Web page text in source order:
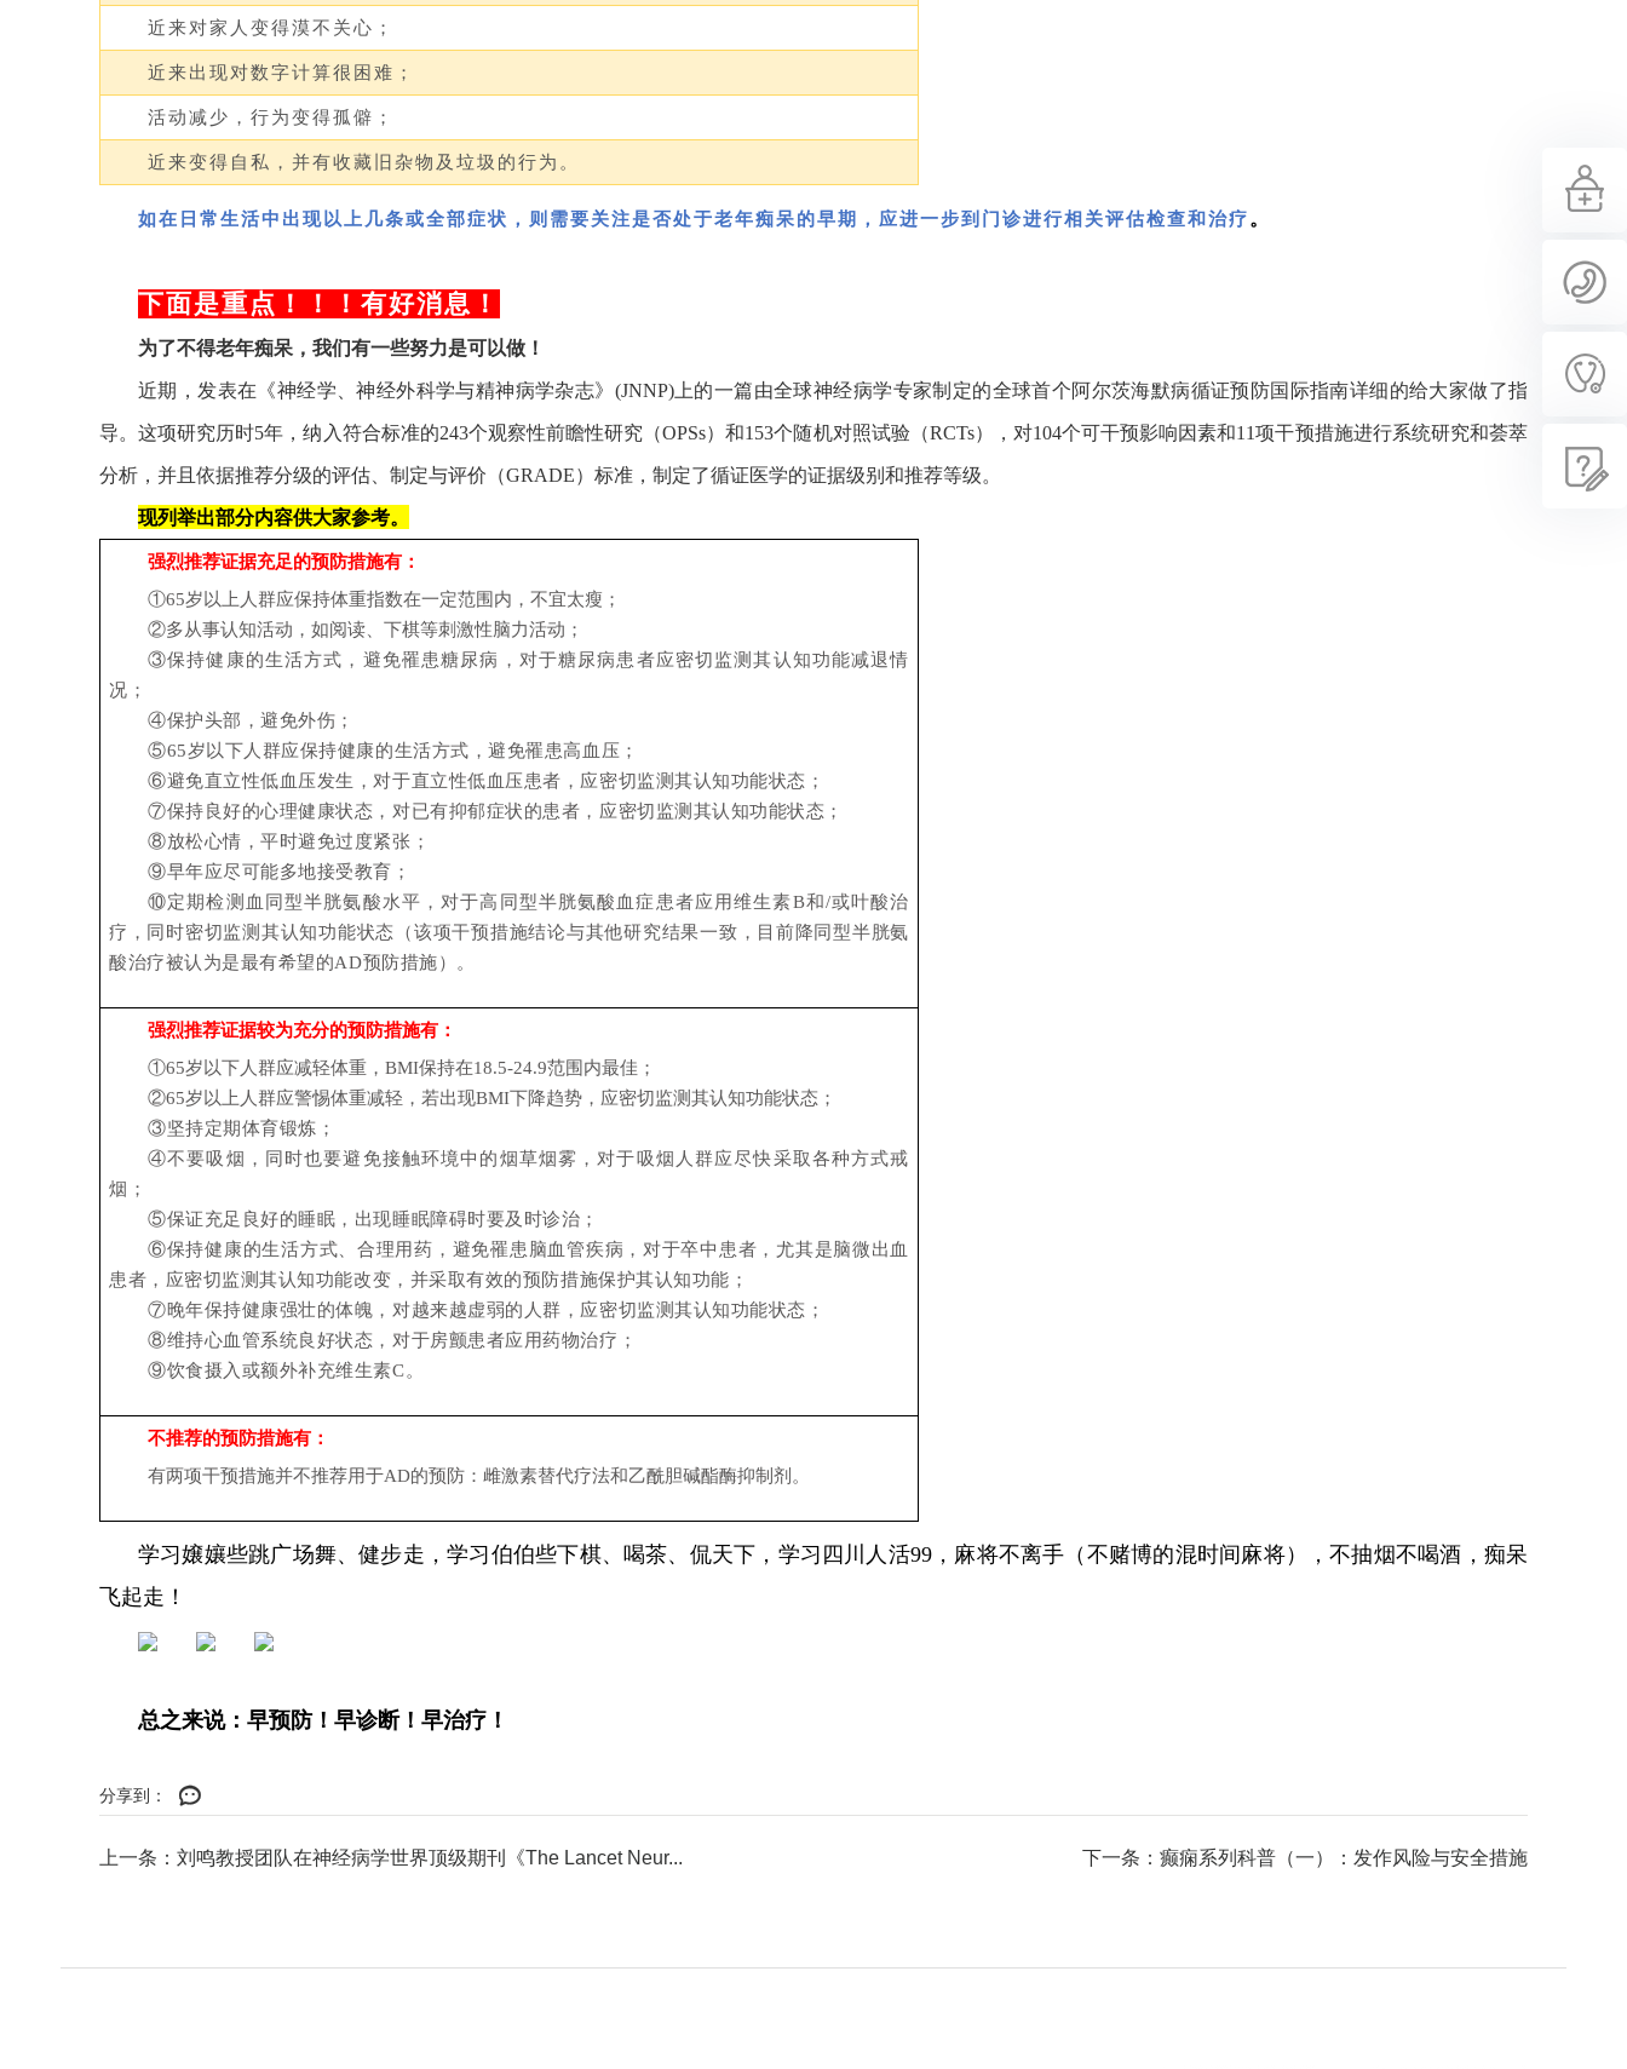
近来对家人变得漠不关心；
近来出现对数字计算很困难；
活动减少，行为变得孤僻；
近来变得自私，并有收藏旧杂物及垃圾的行为。
如在日常生活中出现以上几条或全部症状，则需要关注是否处于老年痴呆的早期，应进一步到门诊进行相关评估检查和治疗。
下面是重点！！！有好消息！
为了不得老年痴呆，我们有一些努力是可以做！
近期，发表在《神经学、神经外科学与精神病学杂志》(JNNP)上的一篇由全球神经病学专家制定的全球首个阿尔茨海默病循证预防国际指南详细的给大家做了指
导。这项研究历时5年，纳入符合标准的243个观察性前瞻性研究（OPSs）和153个随机对照试验（RCTs），对104个可干预影响因素和11项干预措施进行系统研究和荟萃
分析，并且依据推荐分级的评估、制定与评价（GRADE）标准，制定了循证医学的证据级别和推荐等级。
现列举出部分内容供大家参考。
强烈推荐证据充足的预防措施有：
①65岁以上人群应保持体重指数在一定范围内，不宜太瘦；
②多从事认知活动，如阅读、下棋等刺激性脑力活动；
③保持健康的生活方式，避免罹患糖尿病，对于糖尿病患者应密切监测其认知功能减退情
况；
④保护头部，避免外伤；
⑤65岁以下人群应保持健康的生活方式，避免罹患高血压；
⑥避免直立性低血压发生，对于直立性低血压患者，应密切监测其认知功能状态；
⑦保持良好的心理健康状态，对已有抑郁症状的患者，应密切监测其认知功能状态；
⑧放松心情，平时避免过度紧张；
⑨早年应尽可能多地接受教育；
⑩定期检测血同型半胱氨酸水平，对于高同型半胱氨酸血症患者应用维生素B和/或叶酸治
疗，同时密切监测其认知功能状态（该项干预措施结论与其他研究结果一致，目前降同型半胱氨
酸治疗被认为是最有希望的AD预防措施）。
强烈推荐证据较为充分的预防措施有：
①65岁以下人群应减轻体重，BMI保持在18.5-24.9范围内最佳；
②65岁以上人群应警惕体重减轻，若出现BMI下降趋势，应密切监测其认知功能状态；
③坚持定期体育锻炼；
④不要吸烟，同时也要避免接触环境中的烟草烟雾，对于吸烟人群应尽快采取各种方式戒
烟；
⑤保证充足良好的睡眠，出现睡眠障碍时要及时诊治；
⑥保持健康的生活方式、合理用药，避免罹患脑血管疾病，对于卒中患者，尤其是脑微出血
患者，应密切监测其认知功能改变，并采取有效的预防措施保护其认知功能；
⑦晚年保持健康强壮的体魄，对越来越虚弱的人群，应密切监测其认知功能状态；
⑧维持心血管系统良好状态，对于房颤患者应用药物治疗；
⑨饮食摄入或额外补充维生素C。
不推荐的预防措施有：
有两项干预措施并不推荐用于AD的预防：雌激素替代疗法和乙酰胆碱酯酶抑制剂。
学习嬢孃些跳广场舞、健步走，学习伯伯些下棋、喝茶、 侃天下，学习四川人活99，麻将不离手（不赌博的混时间麻将），不抽烟不喝酒，痴呆
飞起走！
总之来说：早预防！早诊断！早治疗！
分享到：
上一条：刘鸣教授团队在神经病学世界顶级期刊《The Lancet Neur... 下一条：癫痫系列科普（一）：发作风险与安全措施